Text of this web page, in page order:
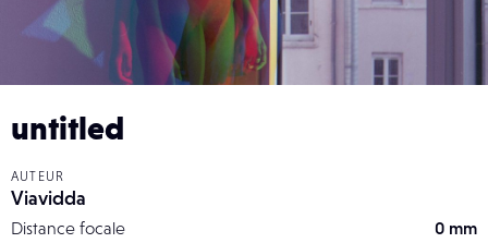
untitled
AUTEUR
Viavidda
Distance focale
0 mm